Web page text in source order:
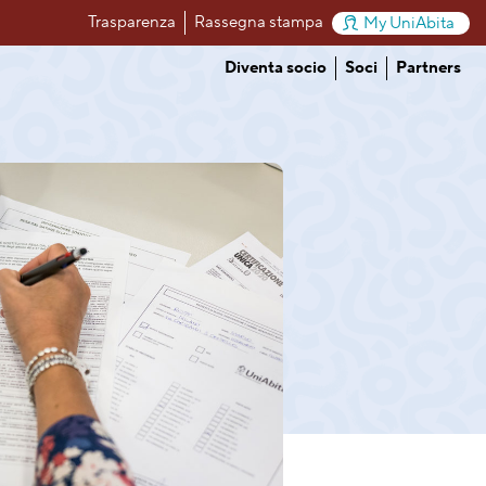
Trasparenza Rassegna stampa My UniAbita
Diventa socio Soci Partners